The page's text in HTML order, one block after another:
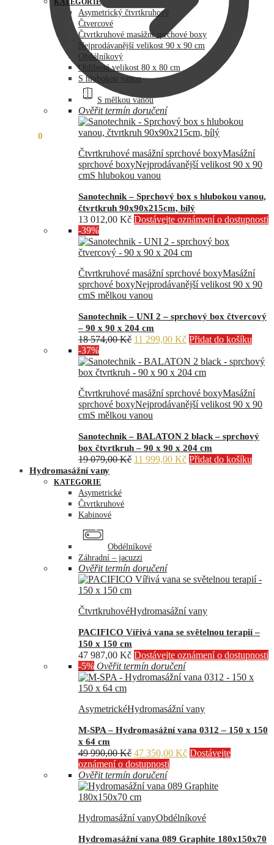
0
73
990,00 Kč.
60
890,00 Kč.
KATEGORIE
Asymetrický čtvrtkruhový
Čtvercové
Čtvrtkruhové masážní sprchové boxy
Nejprodávanější velikost 90 x 90 cm
Obdélníkový
Oblíbená velikost 80 x 80 cm
S hlubokou vanou
S mělkou vanou
Ověřit termín doručení
Čtvrtkruhové masážní sprchové boxyMasážní
sprchové boxyNejprodávanější velikost 90 x 90
cmS hlubokou vanou
Sanotechnik – Sprchový box s hlubokou vanou,
čtvrtkruh 90x90x215cm, bílý
13 012,00 Kč Dostávejte oznámení o dostupnosti
-39%
Čtvrtkruhové masážní sprchové boxyMasážní
sprchové boxyNejprodávanější velikost 90 x 90
cmS mělkou vanou
Sanotechnik – UNI 2 – sprchový box čtvercový
– 90 x 90 x 204 cm
18 574,00Kč Původní
byla:
18
11 299,00 KčAktuální
je:
11
Přidat do košíku
-37%
Čtvrtkruhové masážní sprchové boxyMasážní
sprchové boxyNejprodávanější velikost 90 x 90
cmS mělkou vanou
Sanotechnik – BALATON 2 black – sprchový
box čtvrtkruh – 90 x 90 x 204 cm
19 079,00Kč Původní
11 999,00 KčAktuální
Přidat do košíku
Hydromasážní vany
KATEGORIE
Asymetrické
Čtvrtkruhové
Kabinové
Obdélníkové
Záhradní – jacuzzi
Ověřit termín doručení
ČtvrtkruhovéHydromasážní vany
PACIFICO Vířivá vana se světelnou terapií –
150 x 150 cm
47 987,00 Kč Dostávejte oznámení o dostupnosti
-5% Ověřit termín doručení
AsymetrickéHydromasážní vany
M-SPA – Hydromasážní vana 0312 – 150 x 150
x 64 cm
49 990,00Kč Původní
cena
byla:
49
990,00 Kč.
47 350,00 KčAktuální
47
Dostávejte
oznámení o dostupnosti
Ověřit termín doručení
Hydromasážní vanyObdélníkové
Hydromasážní vana 089 Graphite 180x150x70